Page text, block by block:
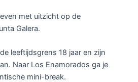
met uitzicht op de
Galera.
leeftijdsgrens 18 jaar en zijn
Naar Los Enamorados ga je
mini-break.